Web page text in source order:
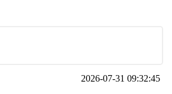
2026-07-31 09:32:45